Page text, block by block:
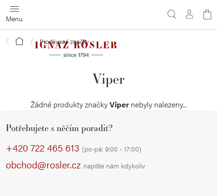
Přejít
na
obsah
Domů Prodávané značky
Viper
Žádné produkty značkyVipernebyly nalezeny...
Potřebujete s něčím poradit?
+420 722 465 613 (po-pá: 9:00 - 17:00)
obchod@rosler.cz napište nám kdykoliv